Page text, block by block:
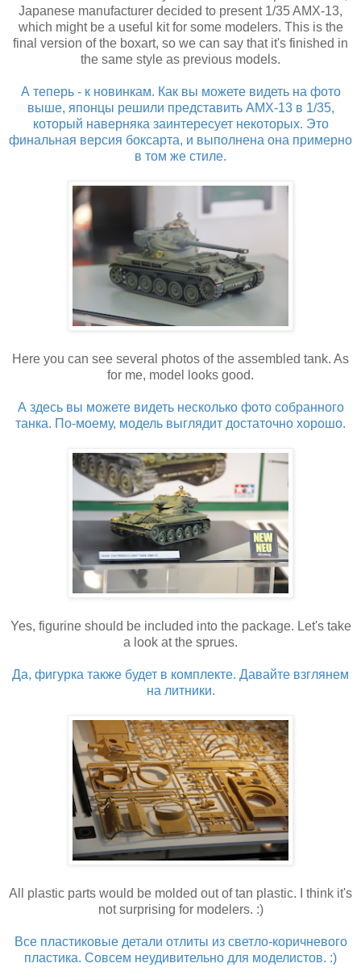
Japanese manufacturer decided to present 1/35 AMX-13,
which might be a useful kit for some modelers. This is the
final version of the boxart, so we can say that it's finished in
the same style as previous models.
А теперь - к новинкам. Как вы можете видеть на фото
выше, японцы решили представить AMX-13 в 1/35,
который наверняка заинтересует некоторых. Это
финальная версия боксарта, и выполнена она примерно
в том же стиле.
Here you can see several photos of the assembled tank. As
for me, model looks good.
А здесь вы можете видеть несколько фото собранного
танка. По-моему, модель выглядит достаточно хорошо.
Yes, figurine should be included into the package. Let's take
a look at the sprues.
Да, фигурка также будет в комплектe. Давайте взглянем
на литники.
All plastic parts would be molded out of tan plastic. I think it's
not surprising for modelers. :)
Все пластиковые детали отлиты из светло-коричневого
пластика. Совсем неудивительно для моделистов. :)